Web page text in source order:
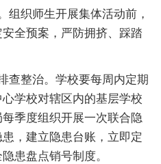
组织师生开展集体活动前，
全预案，严防拥挤、踩踏
查整治。学校要每周内定期
学校对辖区内的基层学校
季度组织开展一次联合隐
，建立隐患台账，立即定
患盘点销号制度。